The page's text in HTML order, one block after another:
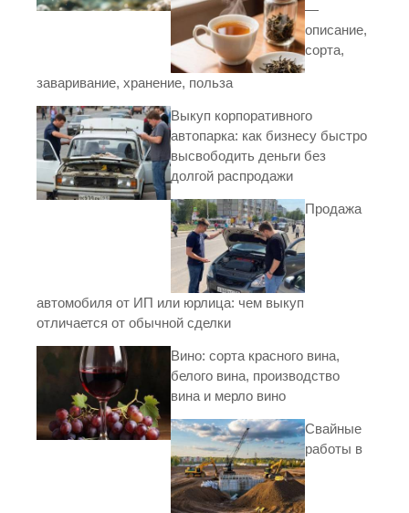
—
описание,
сорта,
заваривание, хранение, польза
Выкуп корпоративного
автопарка: как бизнесу быстро
высвободить деньги без
долгой распродажи
Продажа
автомобиля от ИП или юрлица: чем выкуп
отличается от обычной сделки
Вино: сорта красного вина,
белого вина, производство
вина и мерло вино
Свайные
работы в